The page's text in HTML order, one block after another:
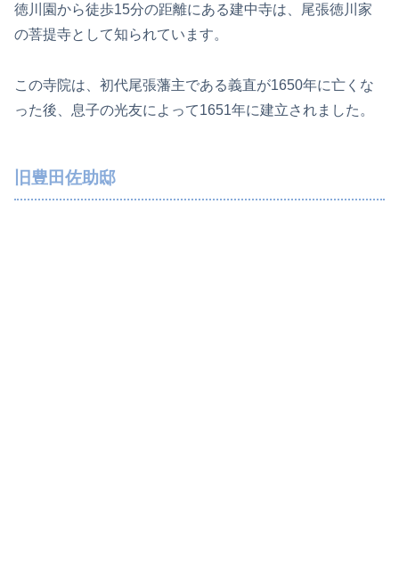
徳川園から徒歩15分の距離にある建中寺は、尾張徳川家
の菩提寺として知られています。
この寺院は、初代尾張藩主である義直が1650年に亡くな
った後、息子の光友によって1651年に建立されました。
旧豊田佐助邸